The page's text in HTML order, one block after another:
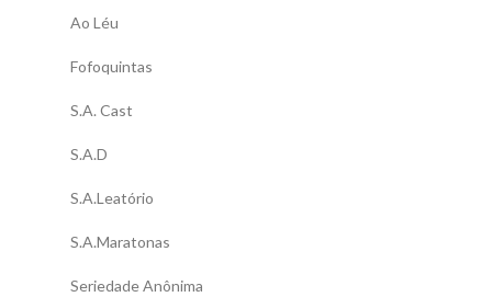
Ao Léu
Fofoquintas
S.A. Cast
S.A.D
S.A.Leatório
S.A.Maratonas
Seriedade Anônima